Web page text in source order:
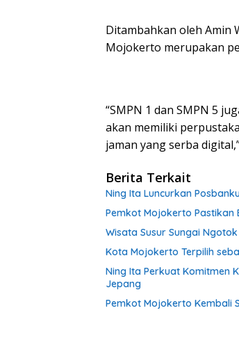
Ditambahkan oleh Amin
Mojokerto merupakan
“SMPN 1 dan SMPN 5
akan memiliki
jaman yang serba
Berita Terkait
Ning Ita Luncurkan
Pemkot Mojokerto Pastikan
Wisata Susur Sungai
Kota Mojokerto Terpilih
Ning Ita Perkuat Komitmen
Jepang
Pemkot Mojokerto Kembali